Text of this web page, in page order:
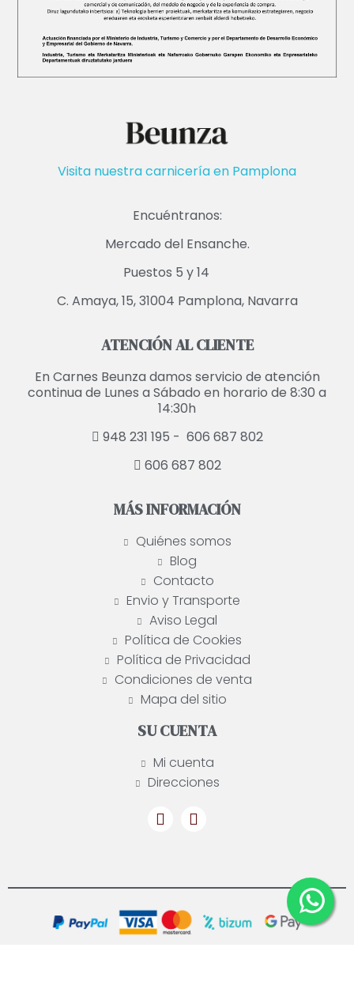
Visita nuestra carnicería en Pamplona
Encuéntranos:
Mercado del Ensanche.
Puestos 5 y 14
C. Amaya, 15, 31004 Pamplona, Navarra
ATENCIÓN AL CLIENTE
En Carnes Beunza damos servicio de atención
continua de Lunes a Sábado en horario de 8:30 a
14:30h
948 231 195 - 606 687 802
606 687 802
MÁS INFORMACIÓN
Quiénes somos
Blog
Contacto
Envio y Transporte
Aviso Legal
Política de Cookies
Política de Privacidad
Condiciones de venta
Mapa del sitio
SU CUENTA
Mi cuenta
Direcciones